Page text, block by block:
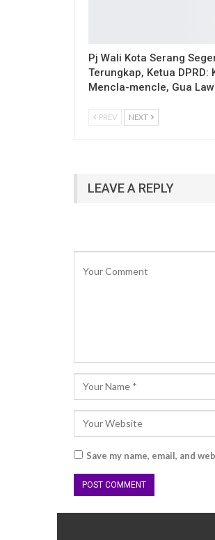
Pj Wali Kota Serang
Terungkap, Ketua DPRD:
Mencla-mencle, Gua
PREV NEXT
LEAVE A REPLY
Save my name, email, and